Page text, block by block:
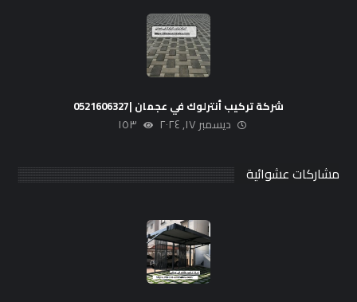
شركة تركيب أنترلوك في عجمان |0521606327
ديسمبر ١٧, ٢٠٢٤ ١٥٣
مشاركات عشوائية